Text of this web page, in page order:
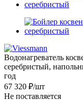
Водонагреватель
серебристый,
год
67 320 ₽/шт
Не поставляется